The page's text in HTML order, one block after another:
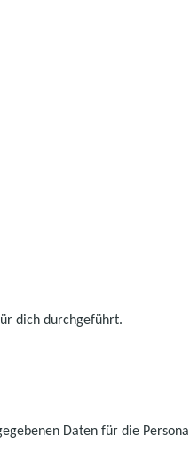
dich durchgeführt.
Daten für die